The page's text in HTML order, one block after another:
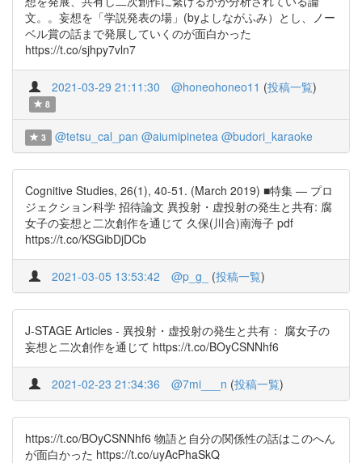
文。。妄想を「学説発表の場」(byよしながふみ）とし、ノー
ベル賞の話まで発展していくのが面白かった
https://t.co/sjhpy7vln7
2021-03-29 21:11:30 @honeohoneo11 (投稿一覧)
8
3 @tetsu_cal_pan @aiumipinetea @budori_karaoke
Cognitive Studies, 26(1), 40-51. (March 2019) ■特集 — プロ
ジェクション科学 招待論文 異投射・虚投射の発生と共有: 腐
女子の妄想と二次創作を通じて 久保(川合)南海子 pdf
https://t.co/KSGibDjDCb
2021-03-05 13:53:42 @p_g_ (投稿一覧)
J-STAGE Articles - 異投射・虚投射の発生と共有： 腐女子の
妄想と二次創作を通じて https://t.co/BOyCSNNhf6
2021-02-23 21:34:36 @7mi___n (投稿一覧)
https://t.co/BOyCSNNhf6 物語と自分の関係性の話はこのへん
が面白かった https://t.co/uyAcPhaSkQ